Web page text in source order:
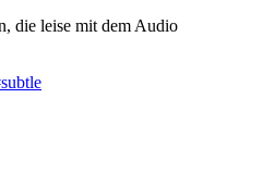
die leise mit dem Audio
subtle